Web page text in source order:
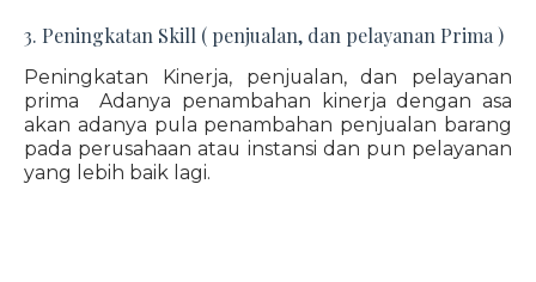
3. Peningkatan Skill ( penjualan, dan pelayanan Prima )
Peningkatan Kinerja, penjualan, dan pelayanan
prima Adanya penambahan kinerja dengan asa
akan adanya pula penambahan penjualan barang
pada perusahaan atau instansi dan pun pelayanan
yang lebih baik lagi.